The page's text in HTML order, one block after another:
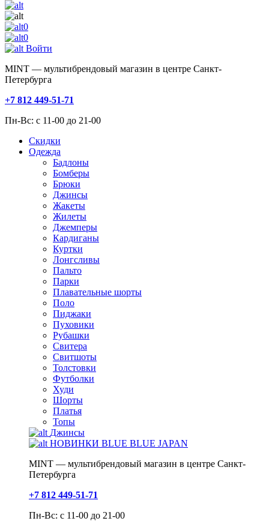
0
0
Войти
MINT — мультибрендовый магазин в центре Санкт-
Петербурга
+7 812 449-51-71
Пн-Вс: с 11-00 до 21-00
Скидки
Одежда
Бадлоны
Бомберы
Брюки
Джинсы
Жакеты
Жилеты
Джемперы
Кардиганы
Куртки
Лонгсливы
Пальто
Парки
Плавательные шорты
Поло
Пиджаки
Пуховики
Рубашки
Свитера
Свитшоты
Толстовки
Футболки
Худи
Шорты
Платья
Топы
Джинсы
НОВИНКИ BLUE BLUE JAPAN
MINT — мультибрендовый магазин в центре Санкт-
Петербурга
+7 812 449-51-71
Пн-Вс: с 11-00 до 21-00